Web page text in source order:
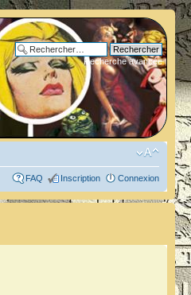
Recherche avancée
FAQ Inscription Connexion